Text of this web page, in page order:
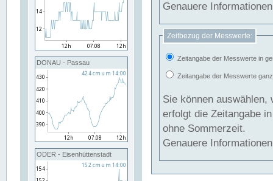
DONAU - Passau
ODER - Eisenhüttenstadt
Genauere
Zeitbezug der Messwerte:
Zeitangabe der Messwerte in
Zeitangabe der Messwerte
Sie können auswählen,
erfolgt die Zeitangabe
ohne Sommerzeit.
Genauere